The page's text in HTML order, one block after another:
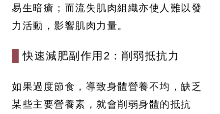
易生暗瘡；而流失肌肉組織亦使人難以發
力活動，影響肌肉力量。
快速減肥副作用2：削弱抵抗力
如果過度節食，導致身體營養不均，缺乏
某些主要營養素，就會削弱身體的抵抗